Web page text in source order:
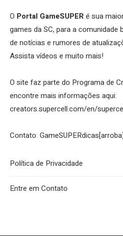
O Portal GameSUPERé sua
games da SC, para a comunidade
de notícias e rumores de
Assista vídeos e muito mais!
O site faz parte do Programa de
encontre mais informações aqui:
creators.supercell.com/en/
Contato:
Política de Privacidade
Entre em Contato